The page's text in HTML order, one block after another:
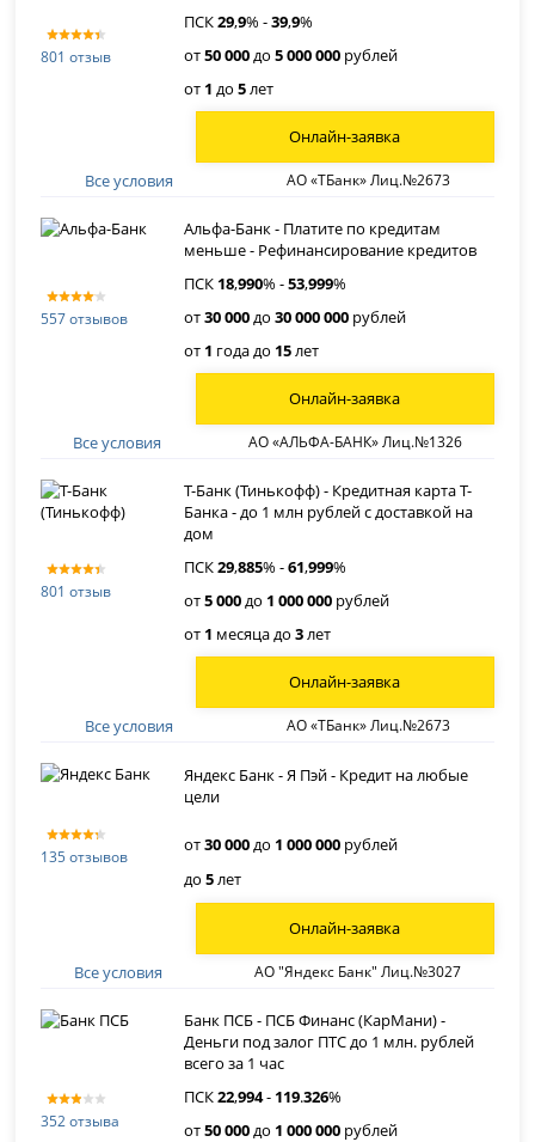
801 отзыв
ПСК29,9% -39,9%
от50 000до5 000 000 рублей
от 1 до5лет
Все условия АО «ТБанк» Лиц.№2673
Онлайн-заявка
557 отзывов
Альфа-Банк - Платите по кредитам
меньше - Рефинансирование кредитов
ПСК 18,990% -53,999%
от30 000до30 000 000 рублей
от 1 года до 15лет
Все условия АО «АЛЬФА-БАНК» Лиц.№1326
Онлайн-заявка
801 отзыв
Т-Банк (Тинькофф) - Кредитная карта Т-
Банка - до 1 млн рублей с доставкой на
дом
ПСК29,885% -61,999%
от5 000до 1 000 000 рублей
от 1 месяца до3лет
Все условия АО «ТБанк» Лиц.№2673
Онлайн-заявка
135 отзывов
Яндекс Банк - Я Пэй - Кредит на любые
цели
от30 000до 1 000 000 рублей
до5лет
Все условия АО "Яндекс Банк" Лиц.№3027
Онлайн-заявка
352 отзыва
Банк ПСБ - ПСБ Финанс (КарМани) -
Деньги под залог ПТС до 1 млн. рублей
всего за 1 час
ПСК22,994- 119.326%
от50 000до 1 000 000 рублей